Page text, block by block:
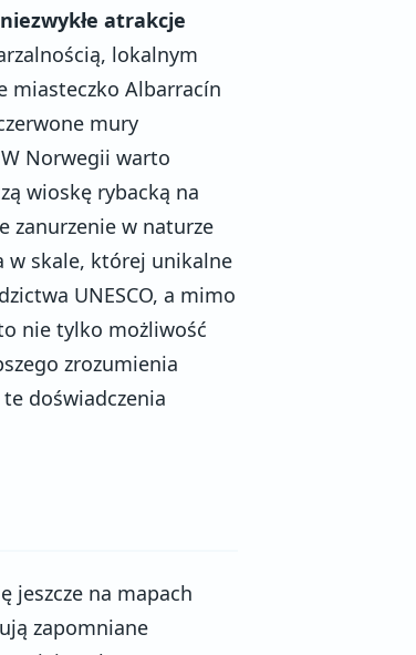
niezwykłe atrakcje
lokalnym
miasteczko Albarracín
mury
Norwegii warto
wioskę rybacką na
zanurzenie w naturze
w skale, której unikalne
UNESCO, a mimo
nie tylko możliwość
zrozumienia
doświadczenia
jeszcze na mapach
zapomniane